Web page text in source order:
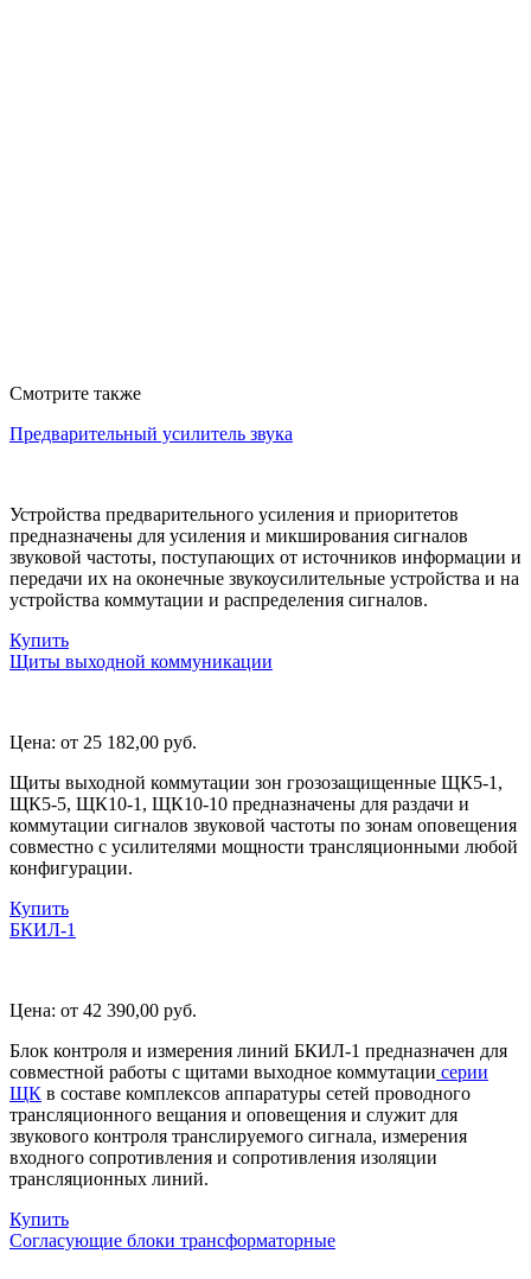
Смотрите также
Предварительный усилитель звука
Устройства предварительного усиления и приоритетов
предназначены для усиления и микширования сигналов
звуковой частоты, поступающих от источников информации и
передачи их на оконечные звукоусилительные устройства и на
устройства коммутации и распределения сигналов.
Купить
Щиты выходной коммуникации
Цена: от 25 182,00 руб.
Щиты выходной коммутации зон грозозащищенные ЩК5-1,
ЩК5-5, ЩК10-1, ЩК10-10 предназначены для раздачи и
коммутации сигналов звуковой частоты по зонам оповещения
совместно с усилителями мощности трансляционными любой
конфигурации.
Купить
БКИЛ-1
Цена: от 42 390,00 руб.
Блок контроля и измерения линий БКИЛ-1 предназначен для
совместной работы с щитами выходное коммутации серии
ЩК в составе комплексов аппаратуры сетей проводного
трансляционного вещания и оповещения и служит для
звукового контроля транслируемого сигнала, измерения
входного сопротивления и сопротивления изоляции
трансляционных линий.
Купить
Согласующие блоки трансформаторные